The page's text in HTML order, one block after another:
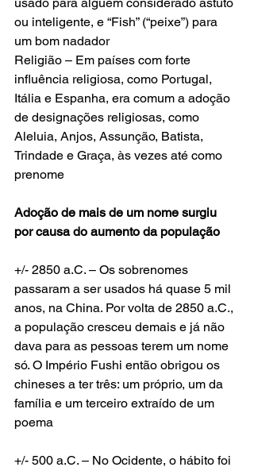
usado para alguém considerado astuto
ou inteligente, e “Fish” (“peixe”) para
um bom nadador
Religião – Em países com forte
influência religiosa, como Portugal,
Itália e Espanha, era comum a adoção
de designações religiosas, como
Aleluia, Anjos, Assunção, Batista,
Trindade e Graça, às vezes até como
prenome
Adoção de mais de um nome surgiu
por causa do aumento da população
+/- 2850 a.C. – Os sobrenomes
passaram a ser usados há quase 5 mil
anos, na China. Por volta de 2850 a.C.,
a população cresceu demais e já não
dava para as pessoas terem um nome
só. O Império Fushi então obrigou os
chineses a ter três: um próprio, um da
família e um terceiro extraído de um
poema
+/- 500 a.C. – No Ocidente, o hábito foi